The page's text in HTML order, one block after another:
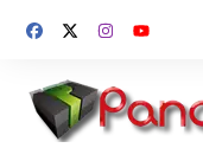
para
conteúdo